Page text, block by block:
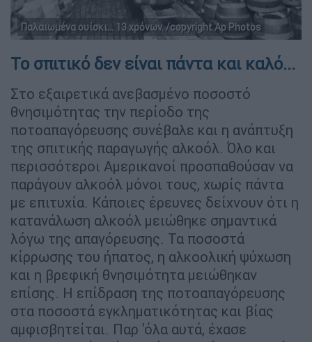
Παλαιωμένα ουίσκι... 13 χρόνων. /copyright Ap Photos
Το σπιτικό δεν είναι πάντα και καλό...
Στο εξαιρετικά ανεβασμένο ποσοστό
θνησιμότητας την περίοδο της
ποτοαπαγόρευσης συνέβαλε και η ανάπτυξη
της σπιτικής παραγωγής αλκοόλ. Όλο και
περισσότεροι Αμερικανοί προσπαθούσαν να
παράγουν αλκοόλ μόνοι τους, χωρίς πάντα
με επιτυχία. Κάποιες έρευνες δείχνουν ότι η
κατανάλωση αλκοόλ μειώθηκε σημαντικά
λόγω της απαγόρευσης. Τα ποσοστά
κίρρωσης του ήπατος, η αλκοολική ψύχωση
και η βρεφική θνησιμότητα μειώθηκαν
επίσης. Η επίδραση της ποτοαπαγόρευσης
στα ποσοστά εγκληματικότητας και βίας
αμφισβητείται. Παρ 'όλα αυτά, έχασε